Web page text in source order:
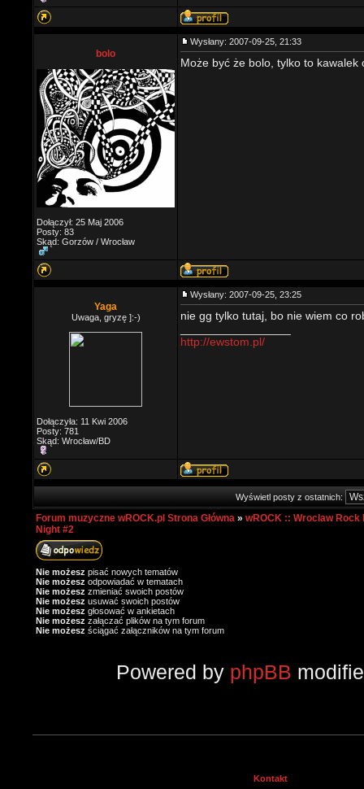
bolo
Dołączył: 25 Maj 2006
Posty: 83
Skąd: Gorzów / Wrocław
Wysłany: 2007-09-25, 21:33
Może być że bolo, tylko to
Yaga
Uwaga, gryzę ]:-)
Dołączyła: 11 Kwi 2006
Posty: 781
Skąd: Wrocław/BD
Wysłany: 2007-09-25, 23:25
nie gg tylko tutaj, bo nie wiem co
http://ewstom.pl/
Wyświetl posty z ostatnich:
Forum muzyczne wROCK.pl Strona Główna » wROCK :: Wroclaw Rock
Night #2
Nie możesz pisać nowych tematów
Nie możesz odpowiadać w tematach
Nie możesz zmieniać swoich postów
Nie możesz usuwać swoich postów
Nie możesz głosować w ankietach
Nie możesz załączać plików na tym forum
Nie możesz ściągać załączników na tym forum
Powered by phpBB
Kontakt